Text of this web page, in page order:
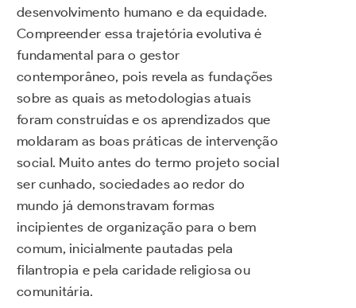
desenvolvimento humano e da equidade.
Compreender essa trajetória evolutiva é
fundamental para o gestor
contemporâneo, pois revela as fundações
sobre as quais as metodologias atuais
foram construídas e os aprendizados que
moldaram as boas práticas de intervenção
social. Muito antes do termo projeto social
ser cunhado, sociedades ao redor do
mundo já demonstravam formas
incipientes de organização para o bem
comum, inicialmente pautadas pela
filantropia e pela caridade religiosa ou
comunitária.